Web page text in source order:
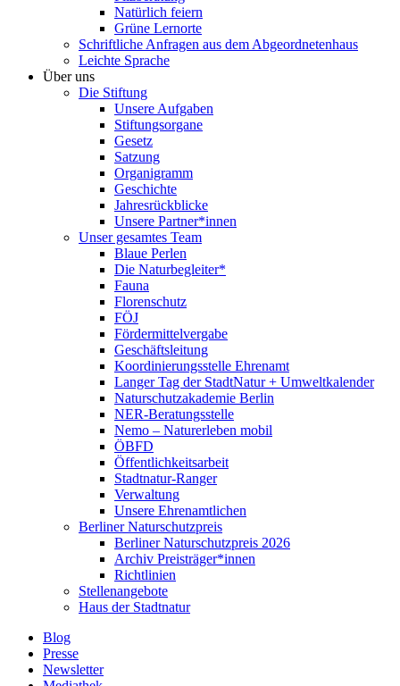
Natürlich feiern
Grüne Lernorte
Schriftliche Anfragen aus dem Abgeordnetenhaus
Leichte Sprache
Über uns
Die Stiftung
Unsere Aufgaben
Stiftungsorgane
Gesetz
Satzung
Organigramm
Geschichte
Jahresrückblicke
Unsere Partner*innen
Unser gesamtes Team
Blaue Perlen
Die Naturbegleiter*
Fauna
Florenschutz
FÖJ
Fördermittelvergabe
Geschäftsleitung
Koordinierungsstelle Ehrenamt
Langer Tag der StadtNatur + Umweltkalender
Naturschutzakademie Berlin
NER-Beratungsstelle
Nemo – Naturerleben mobil
ÖBFD
Öffentlichkeitsarbeit
Stadtnatur-Ranger
Verwaltung
Unsere Ehrenamtlichen
Berliner Naturschutzpreis
Berliner Naturschutzpreis 2026
Archiv Preisträger*innen
Richtlinien
Stellenangebote
Haus der Stadtnatur
Blog
Presse
Newsletter